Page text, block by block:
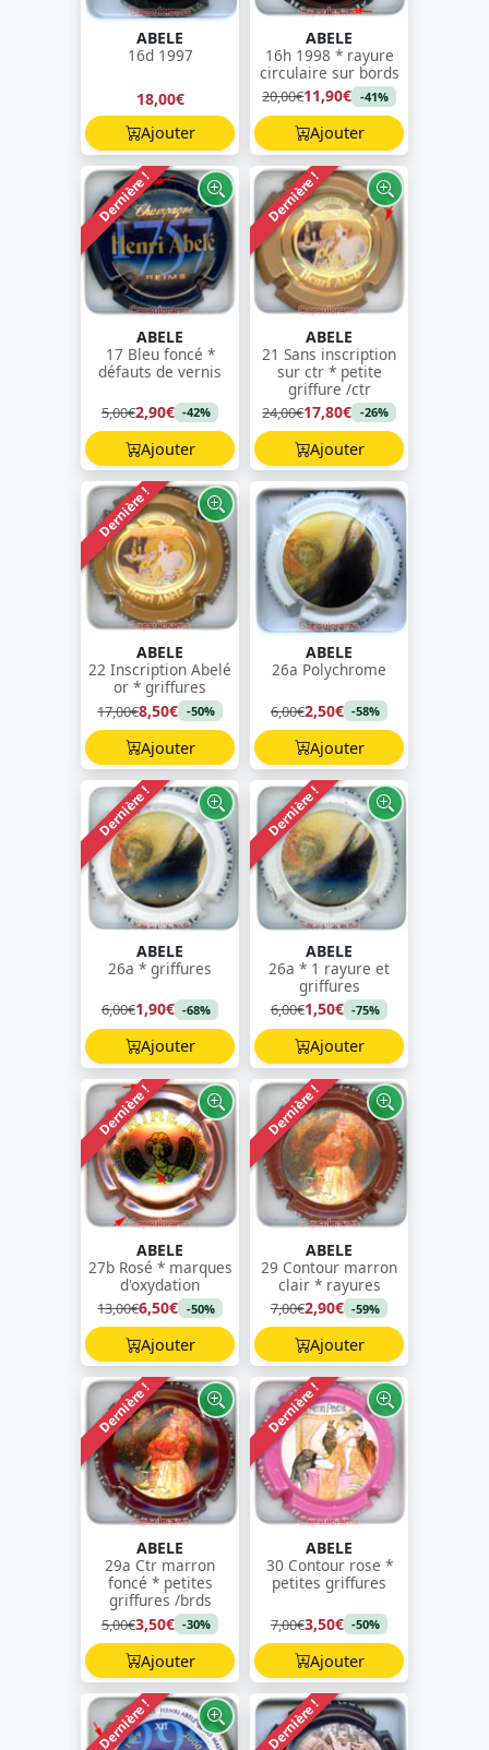
ABELE
16d 1997
18,00€
Ajouter
ABELE
16h 1998 * rayure
circulaire sur bords
20,00€11,90€ -41%
Ajouter
Dernière !
ABELE
17 Bleu foncé *
défauts de vernis
5,00€2,90€ -42%
Ajouter
Dernière !
ABELE
21 Sans inscription
sur ctr * petite
griffure /ctr
24,00€17,80€ -26%
Ajouter
Dernière !
ABELE
22 Inscription Abelé
or * griffures
17,00€8,50€ -50%
Ajouter
ABELE
26a Polychrome
6,00€2,50€ -58%
Ajouter
Dernière !
ABELE
26a * griffures
6,00€1,90€ -68%
Ajouter
Dernière !
ABELE
26a * 1 rayure et
griffures
6,00€1,50€ -75%
Ajouter
Dernière !
ABELE
27b Rosé * marques
d'oxydation
13,00€6,50€ -50%
Ajouter
Dernière !
ABELE
29 Contour marron
clair * rayures
7,00€2,90€ -59%
Ajouter
Dernière !
ABELE
29a Ctr marron
foncé * petites
griffures /brds
5,00€3,50€ -30%
Ajouter
Dernière !
ABELE
30 Contour rose *
petites griffures
7,00€3,50€ -50%
Ajouter
Dernière ! Dernière !